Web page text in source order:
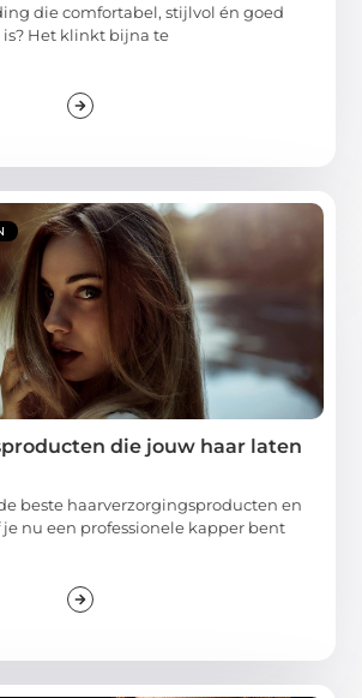
die comfortabel, stijlvol én goed
Het klinkt bijna te
die jouw haar laten
beste haarverzorgingsproducten en
je nu een professionele kapper bent